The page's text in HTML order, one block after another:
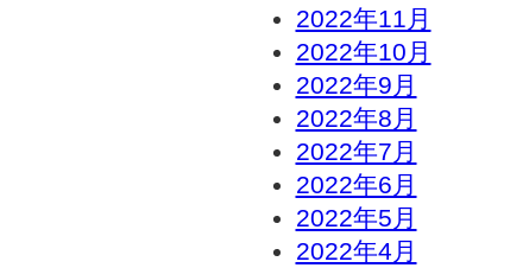
2022年11月
2022年10月
2022年9月
2022年8月
2022年7月
2022年6月
2022年5月
2022年4月